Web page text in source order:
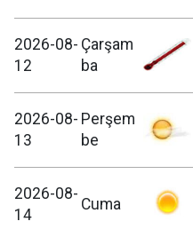
2026-08-
12
Çarşam
ba
2026-08-
13
Perşem
be
2026-08-
14
Cuma